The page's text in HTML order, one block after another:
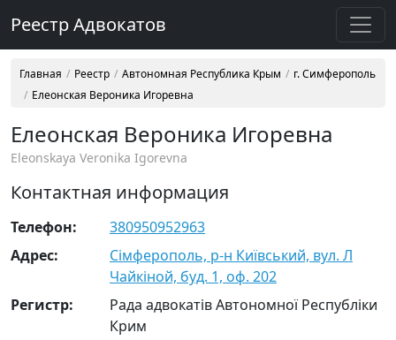
Реестр Адвокатов
Главная Реестр Автономная Республика Крым
г. Симферополь
Елеонская Вероника Игоревна
Елеонская Вероника Игоревна
Eleonskaya Veronika Igorevna
Контактная информация
Телефон:
380950952963
Адрес:
Сімферополь, р-н Київський, вул. Л
Чайкіной, буд. 1, оф. 202
Регистр:
Рада адвокатів Автономної Республіки
Крим